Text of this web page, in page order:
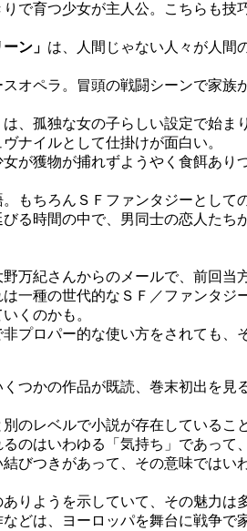
で育つ少女が主人公。こちらも技
ン」 は、人間じゃない人々が人間
オペラ。冒頭の戦闘シーンで家族
は、孤独な女の子らしい設定で始ま
ナイルとして仕掛けが面白い。
が獲物が捕れずようやく食餌あり
もちろんＳＦファンタジーとして
る時間の中で、男同士の恋人たち
万紀さんからのメールで、前回当
一種の世代的なＳＦ／ファンタジ
くのかも。
ロパー的な使い方をされても、
つかの作品が既読、巻末初出を見
のレベルで小説が存在しているこ
のはいわゆる「気持ち」であって
びつきがあって、その意味ではい
ようを示していて、その魅力は
どは、ヨーロッパを舞台に戦争で